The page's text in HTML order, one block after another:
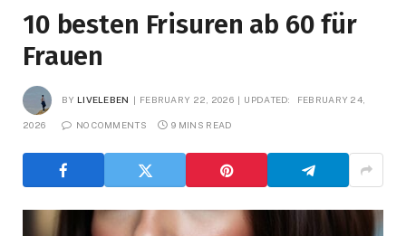
10 besten Frisuren ab 60 für
Frauen
BY LIVELEBEN FEBRUARY 22, 2026 UPDATED: FEBRUARY 24,
2026 NO COMMENTS 9 MINS READ